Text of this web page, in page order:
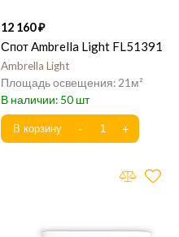
12 160
Спот Ambrella Light FL51391
Ambrella Light
21
50